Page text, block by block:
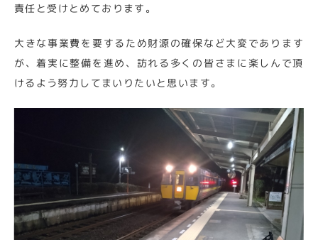
責任と受けとめております。
大きな事業費を要するため財源の確保など大変であります
が、着実に整備を進め、訪れる多くの皆さまに楽しんで頂
けるよう努力してまいりたいと思います。